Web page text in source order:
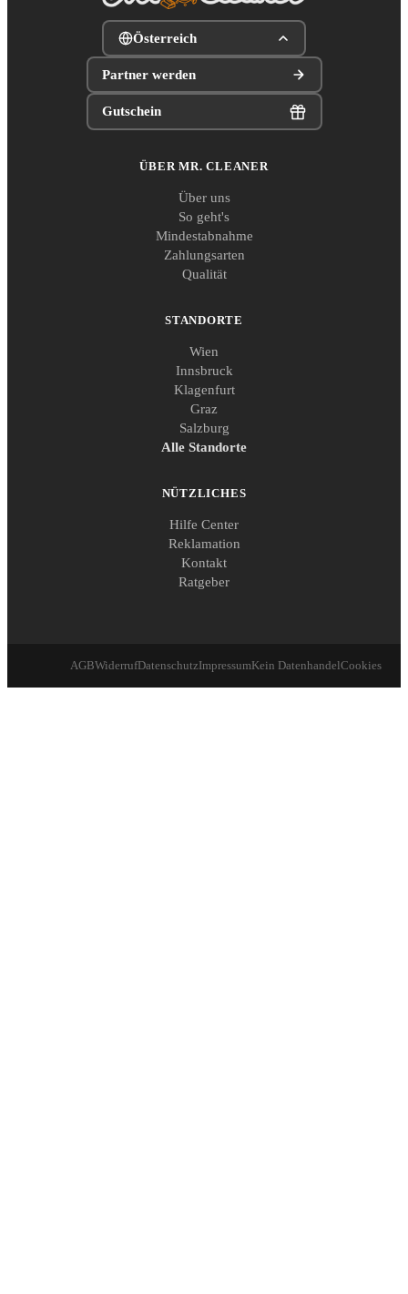
Österreich
Partner werden
Gutschein
ÜBER MR. CLEANER
Über uns
So geht's
Mindestabnahme
Zahlungsarten
Qualität
STANDORTE
Wien
Innsbruck
Klagenfurt
Graz
Salzburg
Alle Standorte
NÜTZLICHES
Hilfe Center
Reklamation
Kontakt
Ratgeber
AGBWiderrufDatenschutzImpressumKein DatenhandelCookies